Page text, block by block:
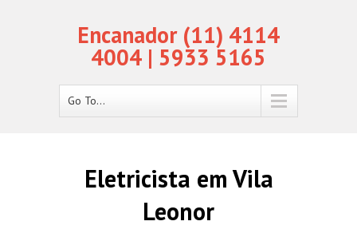
Encanador (11) 4114
4004 | 5933 5165
Go To...
Eletricista em Vila
Leonor